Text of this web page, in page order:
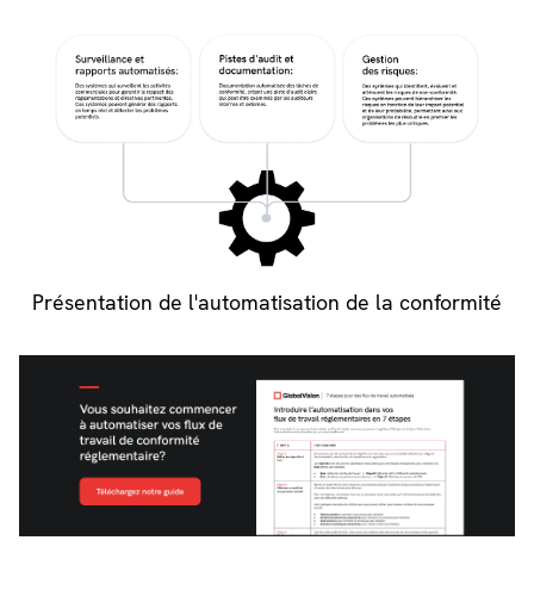
Présentation de l'automatisation de la conformité